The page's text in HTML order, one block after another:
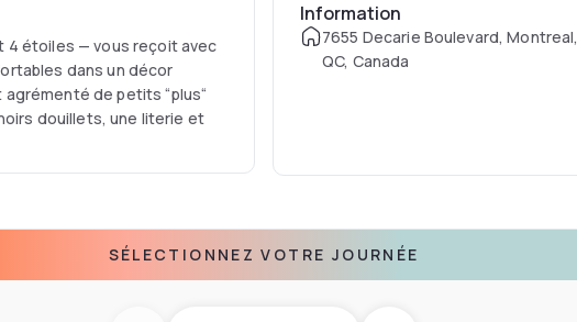
4 étoiles — vous reçoit avec
dans un décor
de petits “plus“
douillets, une literie et
de vous imprégner de
Information
7655 Decarie Boulevard, Montreal,
QC, Canada
SÉLECTIONNEZ VOTRE JOURNÉE